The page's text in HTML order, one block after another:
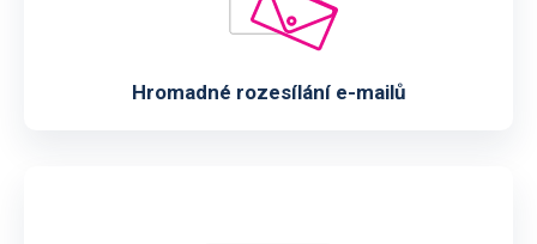
Hromadné rozesílání e-mailů